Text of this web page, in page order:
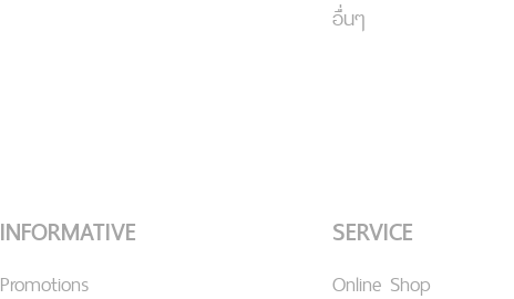
อื่นๆ
INFORMATIVE
Promotions
SERVICE
Online Shop